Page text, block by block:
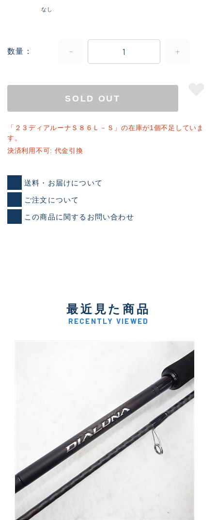
なし
数量
SOLD OUT
「２３ディアルーナＳ８６Ｌ－Ｓ」の在庫が1個不足していま
す。
決済利用不可: 代金引換
送料・お届けについて
ご注文について
この商品に関するお問い合わせ
最近見た商品
RECENTLY VIEWED